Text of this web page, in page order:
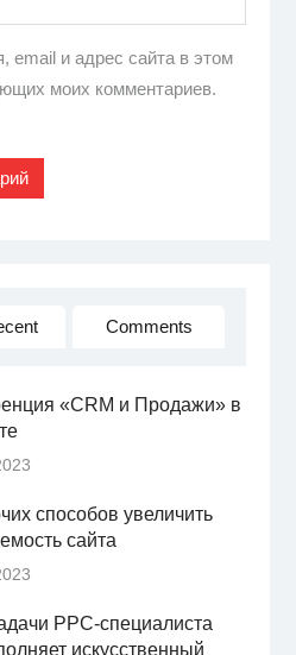
email и адрес сайта в этом
моих комментариев.
Comments
«CRM и Продажи» в
способов увеличить
сайта
PPC-специалиста
искусственный